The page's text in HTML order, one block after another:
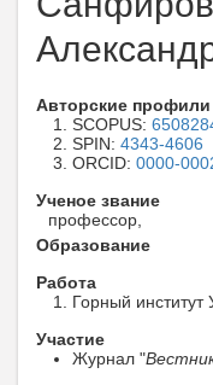
Авторские профили
SCOPUS:
SPIN: 4343-4606
ORCID: 0000-
Ученое звание
профессор,
Образование
Работа
Горный институт
Участие
Журнал "